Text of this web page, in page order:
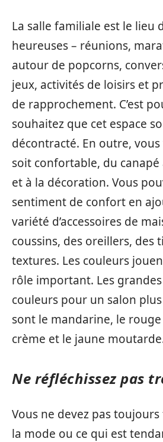
La salle familiale est le lieu
heureuses – réunions,
autour de popcorns,
jeux, activités de loisirs et
de rapprochement. C’est
souhaitez que cet espace
décontracté. En outre,
soit confortable, du canapé
et à la décoration. Vous
sentiment de confort en
variété d’accessoires de
coussins, des oreillers, des
textures. Les couleurs
rôle important. Les
couleurs pour un salon
sont le mandarine, le
crème et le jaune
Ne réfléchissez pas
Vous ne devez pas
la mode ou ce qui est